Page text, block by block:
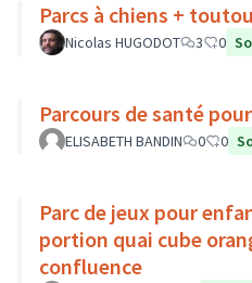
Parcs à chiens +
Nicolas HUGODOT 3 0
Parcours de santé
ELISABETH BANDIN 0 0
Parc de jeux pour
portion quai cube
confluence